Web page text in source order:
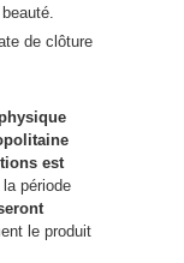
de clôture
est
la période
le produit